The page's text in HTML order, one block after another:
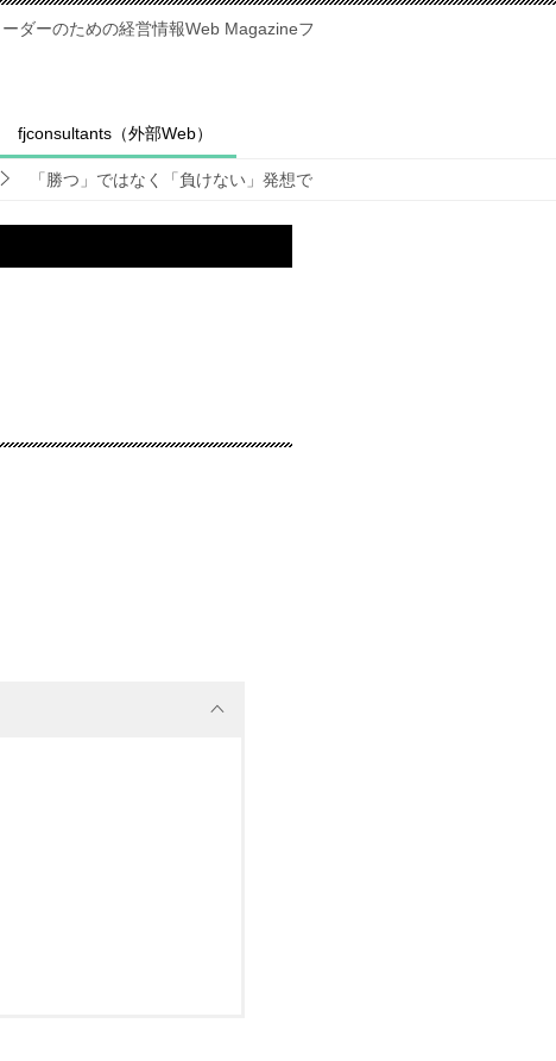
ダーのための経営情報Web Magazineフ
fjconsultants（外部Web）
「勝つ」ではなく「負けない」発想で